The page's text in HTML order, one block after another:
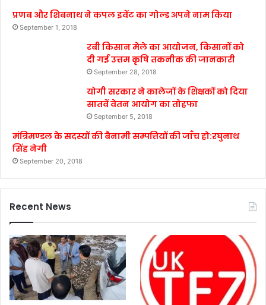
प्रणब और शिबनाथ ने कपल इवेंट का गोल्ड अपने नाम किया
September 1, 2018
रबी किसान मेले का आयोजन, किसानों को
दी गई उत्तम कृषि तकनीक की जानकारी
September 28, 2018
योगी सरकार ने कालेजों के शिक्षकों को दिया
सातवें वेतन आयोग का तोहफा
September 5, 2018
मंत्रिमण्डल के सदस्यों की बैनामी सम्पत्तियों की जाँच हो:रघुनाथ
सिंह नेगी
September 20, 2018
Recent News